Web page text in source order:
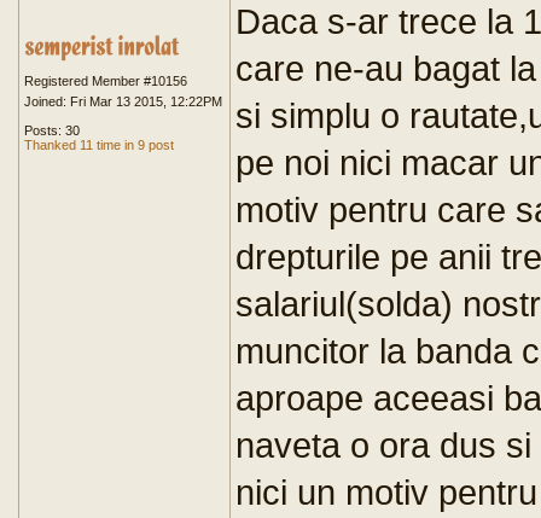
Registered Member #10156
Joined: Fri Mar 13 2015, 12:22PM
Posts: 30
Thanked 11 time in 9 post
Daca s-ar trece la
care ne-au bagat
si simplu o
pe noi nici macar
motiv pentru care
drepturile pe anii
salariul(solda)
muncitor la banda
aproape aceeasi
naveta o ora dus
nici un motiv